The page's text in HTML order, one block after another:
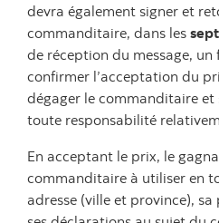
devra également signer et
commanditaire, dans les
de réception du message,
confirmer l’acceptation du
dégager le commanditaire et
toute responsabilité
En acceptant le prix, le
commanditaire à utiliser en
adresse (ville et province),